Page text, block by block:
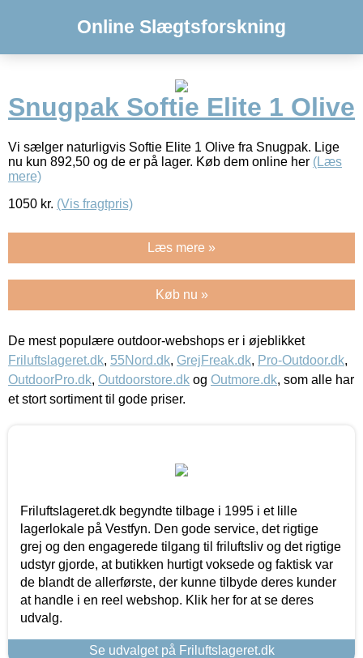
Online Slægtsforskning
Snugpak Softie Elite 1 Olive
Vi sælger naturligvis Softie Elite 1 Olive fra Snugpak. Lige
nu kun 892,50 og de er på lager. Køb dem online her (Læs
mere)
1050 kr. (Vis fragtpris)
Læs mere »
Køb nu »
De mest populære outdoor-webshops er i øjeblikket
Friluftslageret.dk, 55Nord.dk, GrejFreak.dk, Pro-Outdoor.dk,
OutdoorPro.dk, Outdoorstore.dk og Outmore.dk, som alle har
et stort sortiment til gode priser.
Friluftslageret.dk begyndte tilbage i 1995 i et lille
lagerlokale på Vestfyn. Den gode service, det rigtige
grej og den engagerede tilgang til friluftsliv og det rigtige
udstyr gjorde, at butikken hurtigt voksede og faktisk var
de blandt de allerførste, der kunne tilbyde deres kunder
at handle i en reel webshop. Klik her for at se deres
udvalg.
Se udvalget på Friluftslageret.dk